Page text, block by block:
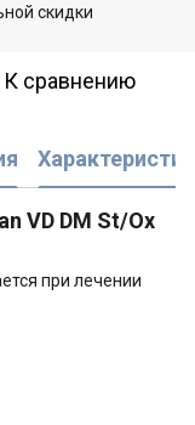
скидки
К сравнению
VD DM St/Ox
при лечении